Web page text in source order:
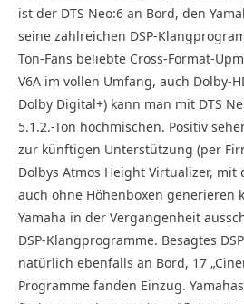
ist der DTS Neo:6 an Bord, den
seine zahlreichen DSP-
Ton-Fans beliebte Cross-Format-
V6A im vollen Umfang, auch Dolby-
Dolby Digital+) kann man mit DTS
5.1.2.-Ton hochmischen. Positiv
zur künftigen Unterstützung (per
Dolbys Atmos Height Virtualizer, mit
auch ohne Höhenboxen generieren
Yamaha in der Vergangenheit
DSP-Klangprogramme. Besagtes
natürlich ebenfalls an Bord, 17
Programme fanden Einzug.